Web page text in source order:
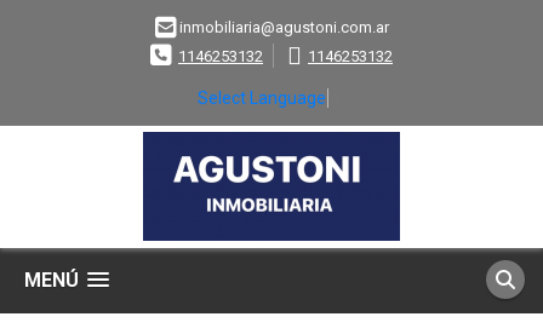
inmobiliaria@agustoni.com.ar
1146253132
1146253132
Select Language
MENÚ